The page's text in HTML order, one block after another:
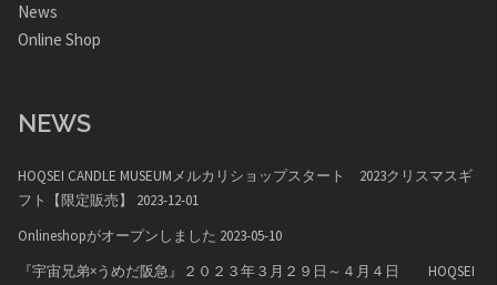
News
Online Shop
NEWS
HOQSEI CANDLE MUSEUMメルカリショップスタート 2023クリスマスギ
フト【限定販売】
2023-12-01
Onlineshopがオープンしました 2023-05-10
『宇宙兄弟×うめだ阪急』２０２３年３月２９日～４月４日 HOQSEI